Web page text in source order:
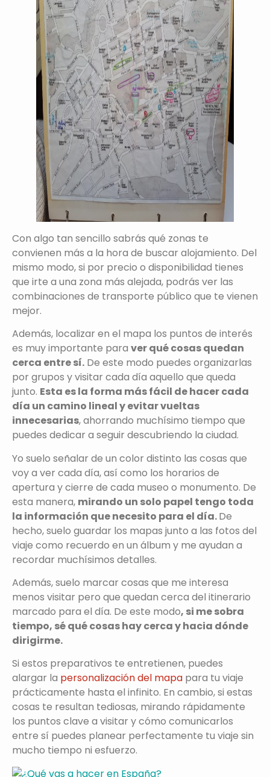
Con algo tan sencillo sabrás qué zonas te
convienen más a la hora de buscar alojamiento. Del
mismo modo, si por precio o disponibilidad tienes
que irte a una zona más alejada, podrás ver las
combinaciones de transporte público que te vienen
mejor.
Además, localizar en el mapa los puntos de interés
es muy importante para ver qué cosas quedan
cerca entre sí. De este modo puedes organizarlas
por grupos y visitar cada día aquello que queda
junto. Esta es la forma más fácil de hacer cada
día un camino lineal y evitar vueltas
innecesarias, ahorrando muchísimo tiempo que
puedes dedicar a seguir descubriendo la ciudad.
Yo suelo señalar de un color distinto las cosas que
voy a ver cada día, así como los horarios de
apertura y cierre de cada museo o monumento. De
esta manera, mirando un solo papel tengo toda
la información que necesito para el día.De
hecho, suelo guardar los mapas junto a las fotos del
viaje como recuerdo en un álbum y me ayudan a
recordar muchísimos detalles.
Además, suelo marcar cosas que me interesa
menos visitar pero que quedan cerca del itinerario
marcado para el día. De este modo, si me sobra
tiempo, sé qué cosas hay cerca y hacia dónde
dirigirme.
Si estos preparativos te entretienen, puedes
alargar la personalización del mapa para tu viaje
prácticamente hasta el infinito. En cambio, si estas
cosas te resultan tediosas, mirando rápidamente
los puntos clave a visitar y cómo comunicarlos
entre sí puedes planear perfectamente tu viaje sin
mucho tiempo ni esfuerzo.